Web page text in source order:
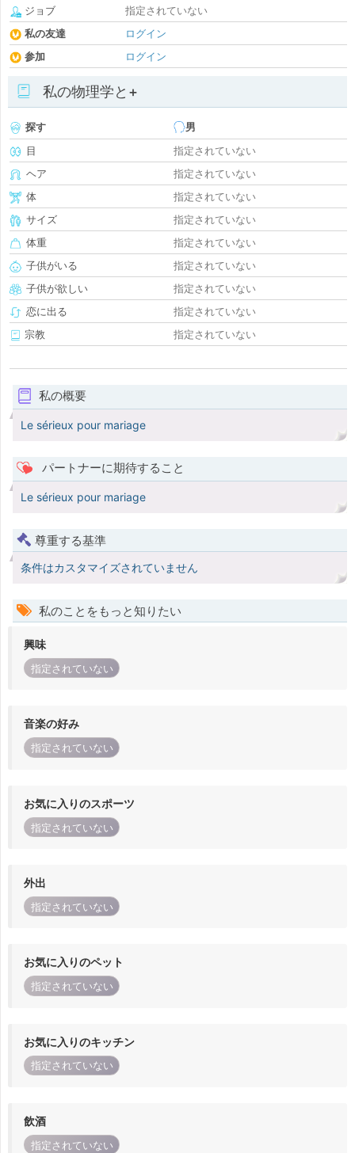
ジョブ
指定されていない
私の友達
ログイン
参加
ログイン
私の物理学と+
探す
男
目
指定されていない
ヘア
指定されていない
体
指定されていない
サイズ
指定されていない
体重
指定されていない
子供がいる
指定されていない
子供が欲しい
指定されていない
恋に出る
指定されていない
宗教
指定されていない
私の概要
Le sérieux pour mariage
パートナーに期待すること
Le sérieux pour mariage
尊重する基準
条件はカスタマイズされていません
私のことをもっと知りたい
興味
指定されていない
音楽の好み
指定されていない
お気に入りのスポーツ
指定されていない
外出
指定されていない
お気に入りのペット
指定されていない
お気に入りのキッチン
指定されていない
飲酒
指定されていない